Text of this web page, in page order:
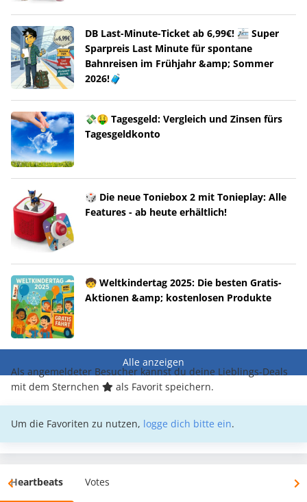
DB Last-Minute-Ticket ab 6,99€! 🚈 Super
Sparpreis Last Minute für spontane
Bahnreisen im Frühjahr &amp; Sommer
2026!🧳
💸🤑 Tagesgeld: Vergleich und Zinsen fürs
Tagesgeldkonto
🎲 Die neue Toniebox 2 mit Tonieplay: Alle
Features - ab heute erhältlich!
🧒 Weltkindertag 2025: Die besten Gratis-
Aktionen &amp; kostenlosen Produkte
Alle anzeigen
Als angemeldeter Besucher kannst du deine Lieblings-Deals
mit dem Sternchen
als Favorit speichern.
Um die Favoriten zu nutzen, logge dich bitte ein.
Heartbeats Votes